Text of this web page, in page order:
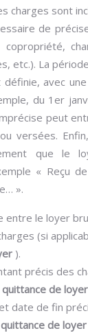
charges sont
de
etc.). La
avec
du 1er
peut
versées.
que le
« Reçu
».
entre le loyer
(si
).
précis des
quittance de loyer
date de fin
quittance de loyer